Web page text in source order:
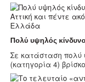
Ελλάδα
Πολύ υψηλός
Σε κατάσταση πολύ
(κατηγορία 4)